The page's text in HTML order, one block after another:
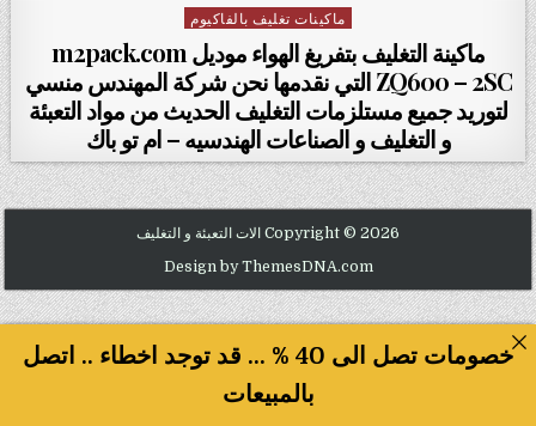
Posted in
ماكينات تغليف بالفاكيوم
ماكينة التغليف بتفريغ الهواء موديل m2pack.com
ZQ600 – 2SC التي نقدمها نحن شركة المهندس منسي
لتوريد جميع مستلزمات التغليف الحديث من مواد التعبئة
و التغليف و الصناعات الهندسيه – ام تو باك
Copyright © 2026 الات التعبئة و التغليف
Design by ThemesDNA.com
خصومات تصل الى 40 % ... قد توجد اخطاء .. اتصل
بالمبيعات